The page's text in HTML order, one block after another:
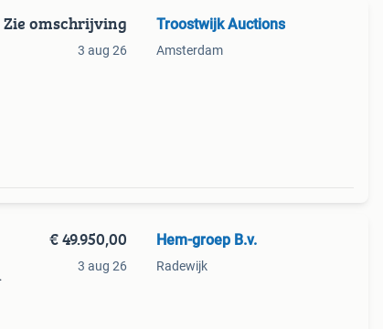
Zie omschrijving
3 aug 26
Troostwijk Auctions
Amsterdam
€ 49.950,00
3 aug 26
Hem-groep B.v.
Radewijk